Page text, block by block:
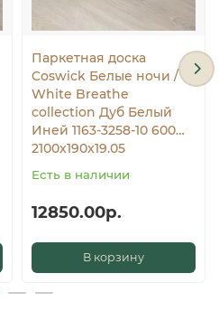
Паркетная доска
Coswick Белые ночи /
White Breathe
collection Дуб Белый
Иней 1163-3258-10 600…
2100x190x19.05
Есть в наличии
12850.00р.
В корзину